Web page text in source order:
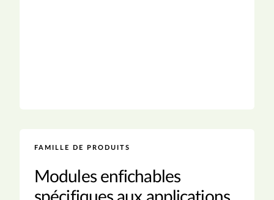
FAMILLE DE PRODUITS
Modules enfichables